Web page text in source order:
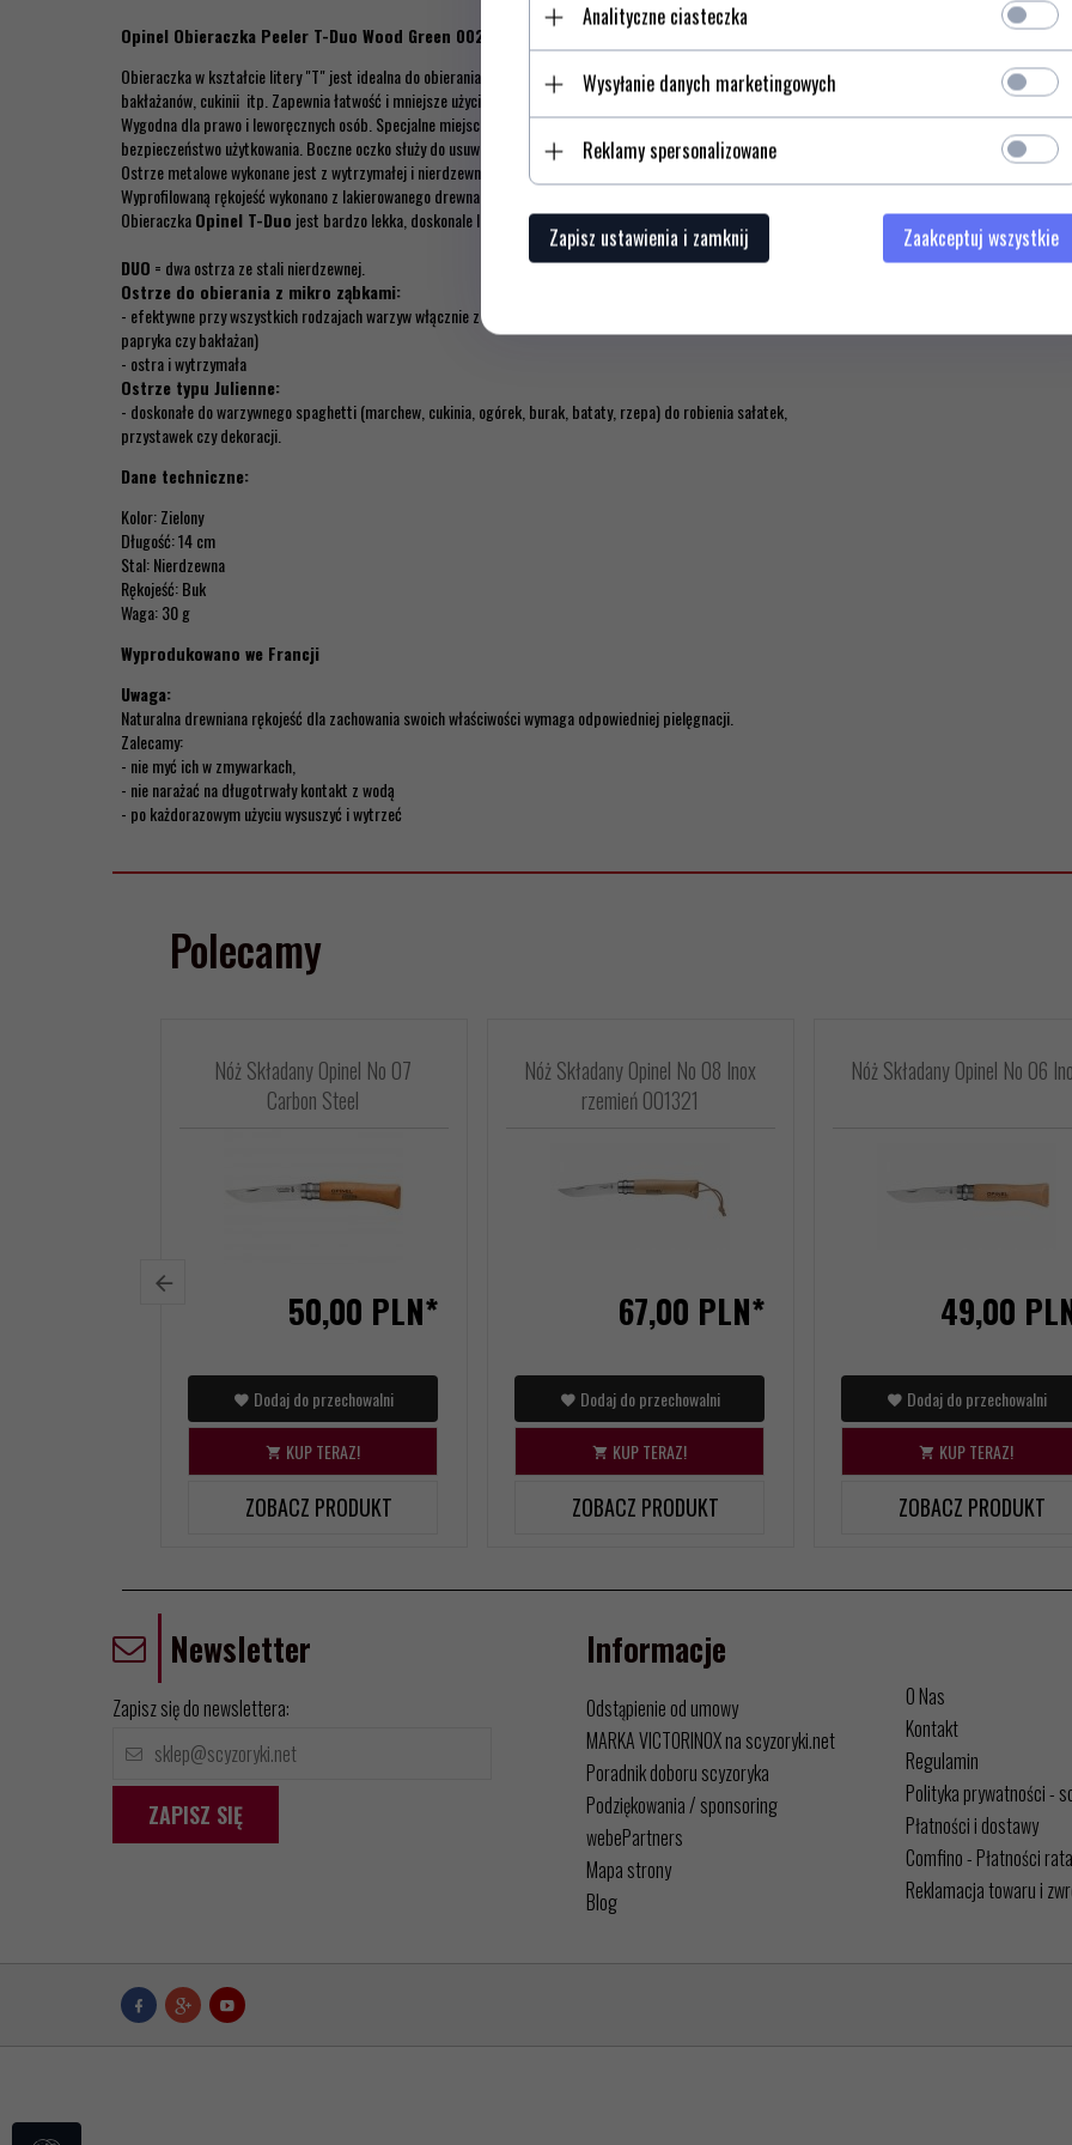
Opinel Obieraczka Peeler T-Duo Wood Green 002432
Obieraczka w kształcie litery "T" jest idealna do obierania długich warzyw np.: marchwi, ogórków,
bakłażanów, cukinii itp. Zapewnia łatwość i mniejsze użycie siły przy obieraniu grubej czy twardej skórki.
Wygodna dla prawo i leworęcznych osób. Specjalne miejsce na palec zapewnia łatwiejszy chwyt i zwiększa
bezpieczeństwo użytkowania. Boczne oczko służy do usuwania przebarwień w warzywach.
Ostrze metalowe wykonane jest z wytrzymałej i nierdzewnej stali.
Wyprofilowaną rękojeść wykonano z lakierowanego drewna bukowego.
ObieraczkaOpinel T-Duo jest bardzo lekka, doskonale leży w dłoni i zapewnia wysoki komfort pracy.
DUO = dwa ostrza ze stali nierdzewnej.
Ostrze do obierania z mikro ząbkami:
- efektywne przy wszystkich rodzajach warzyw włącznie z tymi z cienką lub gładką skórką (np. pomidory,
papryka czy bakłażan)
- ostra i wytrzymała
Ostrze typu Julienne:
- doskonałe do warzywnego spaghetti (marchew, cukinia, ogórek, burak, bataty, rzepa) do robienia sałatek,
przystawek czy dekoracji.
Dane techniczne:
Kolor: Zielony
Długość: 14 cm
Stal: Nierdzewna
Rękojeść: Buk
Waga: 30 g
Wyprodukowano we Francji
Uwaga:
Naturalna drewniana rękojeść dla zachowania swoich właściwości wymaga odpowiedniej pielęgnacji.
Zalecamy:
- nie myć ich w zmywarkach,
- nie narażać na długotrwały kontakt z wodą
- po każdorazowym użyciu wysuszyć i wytrzeć
Polecamy
Nóż Składany Opinel No 07
Carbon Steel
50,00 PLN*
Dodaj do przechowalni
KUP TERAZ!
ZOBACZ PRODUKT
Nóż Składany Opinel No 08 Inox
rzemień 001321
67,00 PLN*
Dodaj do przechowalni
KUP TERAZ!
ZOBACZ PRODUKT
Nóż Składany Opinel No 06
49,00
Dodaj do przechowalni
KUP TERAZ!
ZOBACZ PRODUKT
Informacje
Odstąpienie od umowy
MARKA VICTORINOX na scyzoryki.net
Poradnik doboru scyzoryka
Podziękowania / sponsoring
webePartners
Mapa strony
Blog
O Nas
Kontakt
Regulamin
Polityka prywatności -
Płatności i dostawy
Comfino - Płatności
Reklamacja towaru i
Newsletter
Zapisz się do newslettera:
ZAPISZ SIĘ
Analityczne ciasteczka
Wysyłanie danych marketingowych
Reklamy spersonalizowane
Zapisz ustawienia i zamknij Zaakceptuj wszystkie